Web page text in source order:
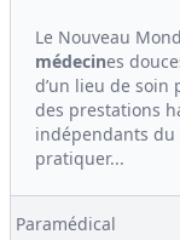
Le Nouveau
médecines
d’un lieu de
des prestations
indépendants du
pratiquer...
Paramédical